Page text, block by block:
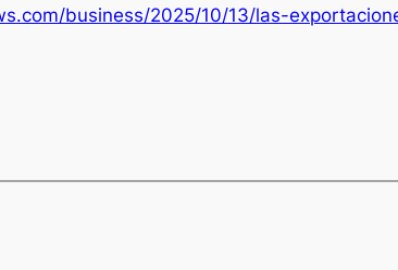
business/2025/10/13/las-